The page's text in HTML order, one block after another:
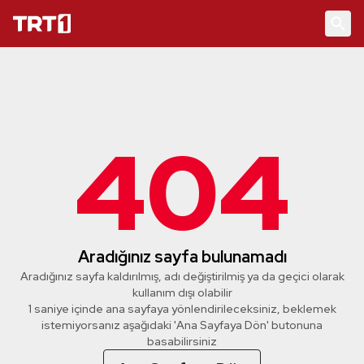
404
Aradığınız sayfa bulunamadı
Aradığınız sayfa kaldırılmış, adı değiştirilmiş ya da geçici olarak
kullanım dışı olabilir
1 saniye içinde ana sayfaya yönlendirileceksiniz, beklemek
istemiyorsanız aşağıdaki 'Ana Sayfaya Dön' butonuna
basabilirsiniz